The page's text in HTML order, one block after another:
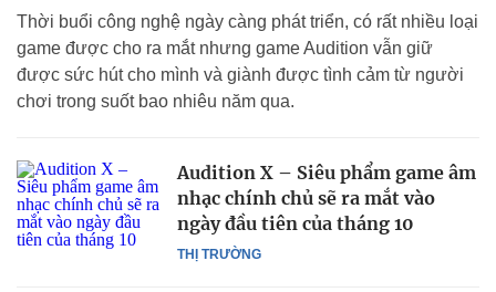
Thời buổi công nghệ ngày càng phát triển, có rất nhiều loại
game được cho ra mắt nhưng game Audition vẫn giữ
được sức hút cho mình và giành được tình cảm từ người
chơi trong suốt bao nhiêu năm qua.
THỊ TRƯỜNG
Audition X – Siêu phẩm game âm
nhạc chính chủ sẽ ra mắt vào
ngày đầu tiên của tháng 10